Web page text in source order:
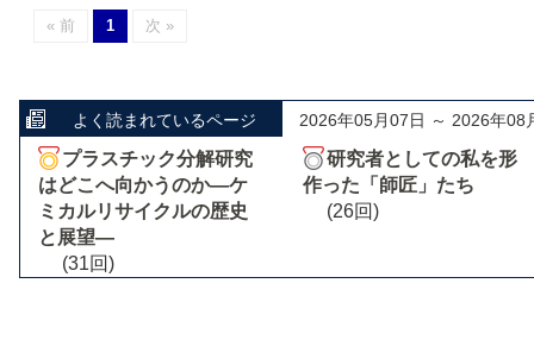
« 前 1 次 »
よく読まれているページ 2026年05月07日 ～ 2026年08
プラスチック分解研究
はどこへ向かうのか―ケ
ミカルリサイクルの歴史
と展望―
(31回)
研究者としての私を形
作った「師匠」たち
(26回)